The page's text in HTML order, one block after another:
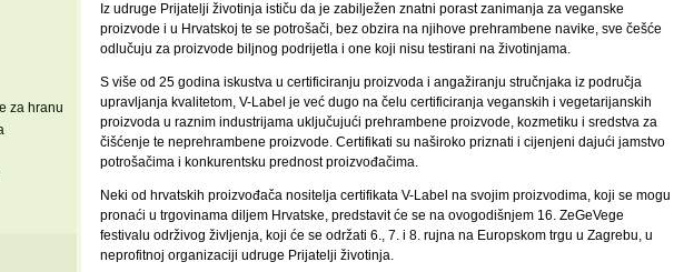
za hranu
Iz udruge Prijatelji životinja ističu da je zabilježen znatni porast zanimanja za veganske
proizvode i u Hrvatskoj te se potrošači, bez obzira na njihove prehrambene navike, sve češće
odlučuju za proizvode biljnog podrijetla i one koji nisu testirani na životinjama.
S više od 25 godina iskustva u certificiranju proizvoda i angažiranju stručnjaka iz područja
upravljanja kvalitetom, V-Label je već dugo na čelu certificiranja veganskih i vegetarijanskih
proizvoda u raznim industrijama uključujući prehrambene proizvode, kozmetiku i sredstva za
čišćenje te neprehrambene proizvode. Certifikati su naširoko priznati i cijenjeni dajući jamstvo
potrošačima i konkurentsku prednost proizvođačima.
Neki od hrvatskih proizvođača nositelja certifikata V-Label na svojim proizvodima, koji se mogu
pronaći u trgovinama diljem Hrvatske, predstavit će se na ovogodišnjem 16. ZeGeVege
festivalu održivog življenja, koji će se održati 6., 7. i 8. rujna na Europskom trgu u Zagrebu, u
neprofitnoj organizaciji udruge Prijatelji životinja.